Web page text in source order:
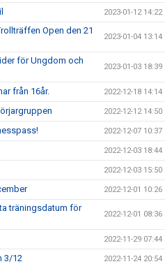
2023-01-12 14:22
Open den 21
2023-01-04 13:14
för Ungdom och
2023-01-03 18:39
från 16år. 2022-12-18 14:14
2022-12-12 14:50
2022-12-07 10:37
2022-12-03 18:44
2022-12-03 15:50
2022-12-01 10:26
träningsdatum för
2022-12-01 08:36
2022-11-29 07:44
3/12 2022-11-24 20:54